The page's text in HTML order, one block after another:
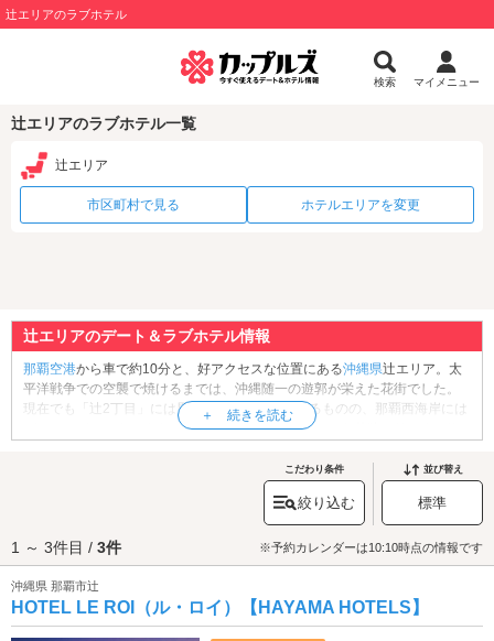
辻エリアのラブホテル
検索 マイメニュー
辻エリアのラブホテル一覧
辻エリア
市区町村で見る ホテルエリアを変更
辻エリアのデート＆ラブホテル情報
那覇空港から車で約10分と、好アクセスな位置にある沖縄県辻エリア。太
平洋戦争での空襲で焼けるまでは、沖縄随一の遊郭が栄えた花街でした。
現在でも「辻2丁目」には男性向けのお店が集まるものの、那覇西海岸には
デートスポットもたくさん！海岸沿いは、辻エリアから若狭エリアまで約
波の上ビーチ
」が。更衣室やシ
ャワー、コインロッカーも完備で、気軽に海水浴や体験ダイビング＆シュ
ノーケリング、話題のサップヨガなどマリンアクティビティを楽しめま
す。近隣には、手ぶらでBBQができる施設まであり、一日中充実して過ご
せるでしょう。ビーチへ訪れた際は、海すぐそばの崖の上に佇む「波上
宮」へぜひお詣りを。恋愛成就のパワースポットとしても人気な由緒ある
神社なので、カップルのデートにピッタリです♪さらに、辻エリアには昔料
亭が多く立ち並んでいた名残もあり、今なお残る老舗名店に足を運ぶ人も
少なくありません。沖縄の有名ステーキチェーン「ステーキハウス88」の
こだわり条件
絞り込む
並び替え
標準
1 ～ 3件目 / 3件 ※予約カレンダーは10:10時点の情報です
沖縄県 那覇市辻
HOTEL LE ROI（ル・ロイ）【HAYAMA HOTELS】